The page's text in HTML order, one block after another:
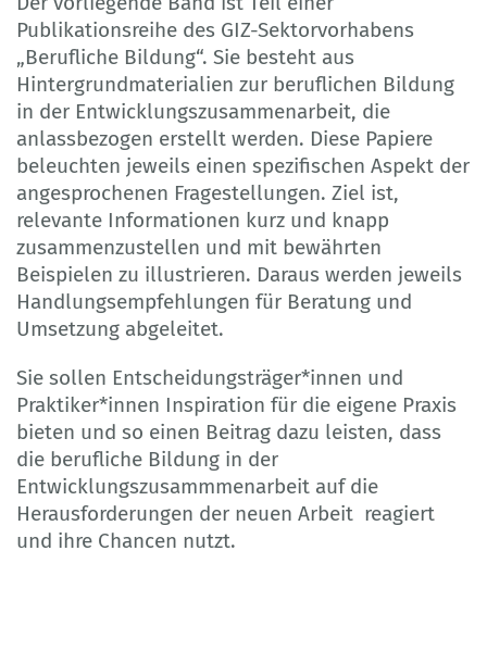
Publikationsreihe des GIZ-Sektorvorhabens
„Berufliche Bildung“. Sie besteht aus
Hintergrundmaterialien zur beruflichen Bildung
in der Entwicklungszusammenarbeit, die
anlassbezogen erstellt werden. Diese Papiere
beleuchten jeweils einen spezifischen Aspekt der
angesprochenen Fragestellungen. Ziel ist,
relevante Informationen kurz und knapp
zusammenzustellen und mit bewährten
Beispielen zu illustrieren. Daraus werden jeweils
Handlungsempfehlungen für Beratung und
Umsetzung abgeleitet.
Sie sollen Entscheidungsträger*innen und
Praktiker*innen Inspiration für die eigene Praxis
bieten und so einen Beitrag dazu leisten, dass
die berufliche Bildung in der
Entwicklungszusammmenarbeit auf die
Herausforderungen der neuen Arbeit reagiert
und ihre Chancen nutzt.